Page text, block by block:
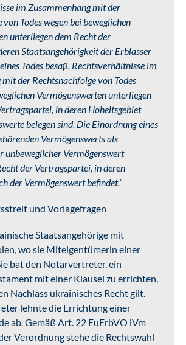
im Zusammenhang mit der
Todes wegen bei beweglichen
unterliegen dem Recht der
Staatsangehörigkeit der Erblasser
Todes besaß. Rechtsverhältnisse im
der Rechtsnachfolge von Todes
Vermögenswerten unterliegen
in deren Hoheitsgebiet
belegen sind. Die Einordnung eines
Vermögenswerts als
unbeweglicher Vermögenswert
der Vertragspartei, in deren
der Vermögenswert befindet.“
und Vorlagefragen
Staatsangehörige mit
wo sie Miteigentümerin einer
bat den Notarvertreter, ein
mit einer Klausel zu errichten,
Nachlass ukrainisches Recht gilt.
lehnte die Errichtung einer
ab. Gemäß Art. 22 EuErbVO iVm
Verordnung stehe die Rechtswahl